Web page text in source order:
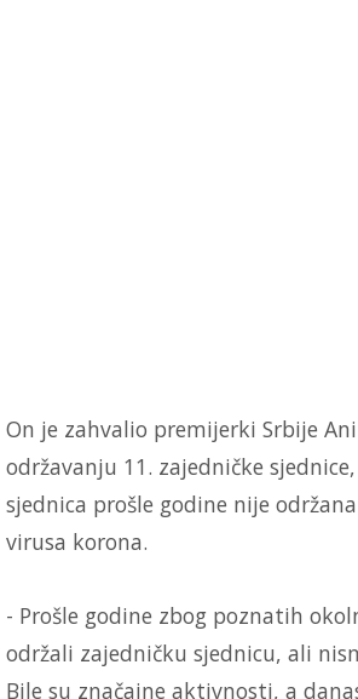
On je zahvalio premijerki Srbije
održavanju 11. zajedničke
sjednica prošle godine nije
virusa korona.
- Prošle godine zbog poznatih
održali zajedničku sjednicu, ali
Bile su značajne aktivnosti, a